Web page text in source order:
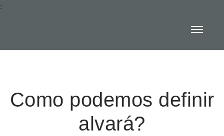
:
Como podemos definir
alvará?